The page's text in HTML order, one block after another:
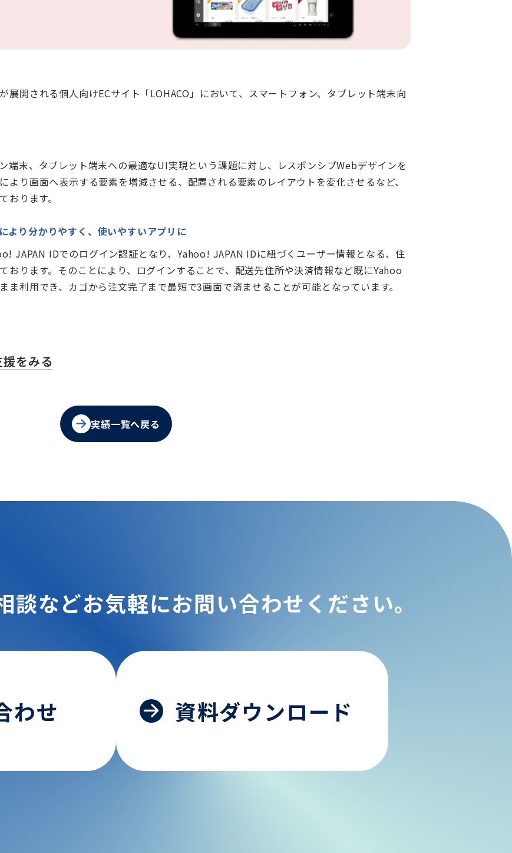
展開される個人向けECサイト「LOHACO」において、スマートフォン、タブレット端末向
端末、タブレット端末への最適なUI実現という課題に対し、レスポンシブWebデザインを
より画面へ表示する要素を増減させる、配置される要素のレイアウトを変化させるなど、
おります。
より分かりやすく、使いやすいアプリに
JAPAN IDでのログイン認証となり、Yahoo! JAPAN IDに紐づくユーザー情報となる、住
おります。そのことにより、ログインすることで、配送先住所や決済情報など既にYahoo
ま利用でき、カゴから注文完了まで最短で3画面で済ませることが可能となっています。
をみる
実績一覧へ戻る
談などお気軽にお問い合わせください。
わせ 資料ダウンロード